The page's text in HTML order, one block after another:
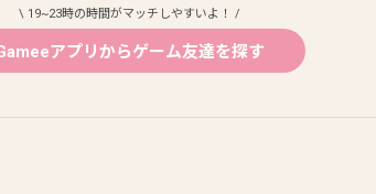
\ 19~23時の時間がマッチしやすいよ！ /
アプリからゲーム友達を探す